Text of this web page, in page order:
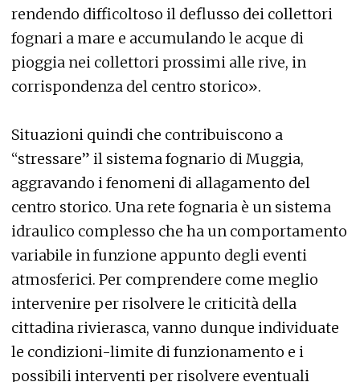
rendendo difficoltoso il deflusso dei collettori
fognari a mare e accumulando le acque di
pioggia nei collettori prossimi alle rive, in
corrispondenza del centro storico».
Situazioni quindi che contribuiscono a
“stressare” il sistema fognario di Muggia,
aggravando i fenomeni di allagamento del
centro storico. Una rete fognaria è un sistema
idraulico complesso che ha un comportamento
variabile in funzione appunto degli eventi
atmosferici. Per comprendere come meglio
intervenire per risolvere le criticità della
cittadina rivierasca, vanno dunque individuate
le condizioni-limite di funzionamento e i
possibili interventi per risolvere eventuali